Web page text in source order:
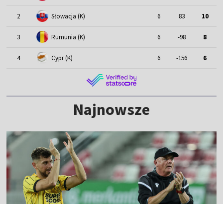
2 Słowacja (K) 6 83 10
3 Rumunia (K) 6 -98 8
4 Cypr (K) 6 -156 6
Najnowsze